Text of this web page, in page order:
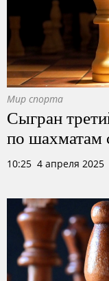
Мир спорта
Сыгран
по шахматам
10:25 4 апреля 2025